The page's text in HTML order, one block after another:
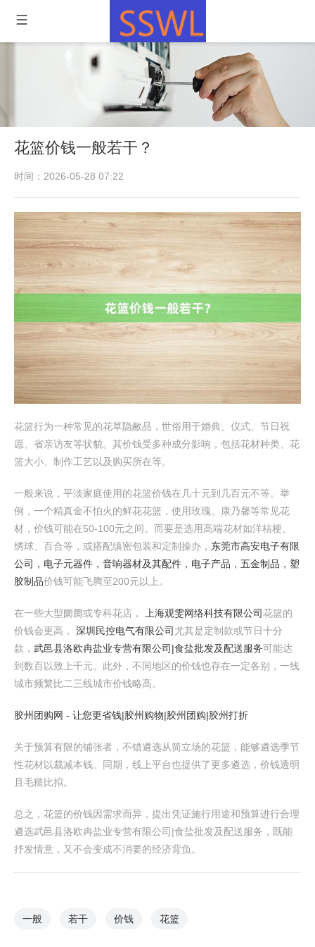
花篮价钱一般若干？
时间：2026-05-28 07:22
花篮行为一种常见的花草隐敝品，世俗用于婚典、仪式、节日祝
愿、省亲访友等状貌。其价钱受多种成分影响，包括花材种类、花
篮大小、制作工艺以及购买所在等。
一般来说，平淡家庭使用的花篮价钱在几十元到几百元不等。举
例，一个精真金不怕火的鲜花花篮，使用玫瑰、康乃馨等常见花
材，价钱可能在50-100元之间。而要是选用高端花材如洋桔梗、
绣球、百合等，或搭配缜密包装和定制操办， 东莞市高安电子有限
公司，电子元器件，音响器材及其配件，电子产品，五金制品，塑
胶制品价钱可能飞腾至200元以上。
在一些大型阛阓或专科花店， 上海观雯网络科技有限公司花篮的
价钱会更高， 深圳民控电气有限公司 尤其是定制款或节日十分
款， 武邑县洛欧冉盐业专营有限公司|食盐批发及配送服务可能达
到数百以致上千元。此外，不同地区的价钱也存在一定各别，一线
城市频繁比二三线城市价钱略高。
胶州团购网 - 让您更省钱|胶州购物|胶州团购|胶州打折
关于预算有限的铺张者，不错遴选从简立场的花篮，能够遴选季节
性花材以裁减本钱。同期，线上平台也提供了更多遴选，价钱透明
且毛糙比拟。
总之，花篮的价钱因需求而异，提出凭证施行用途和预算进行合理
遴选武邑县洛欧冉盐业专营有限公司|食盐批发及配送服务，既能
抒发情意，又不会变成不消要的经济背负。
一般 若干 价钱 花篮